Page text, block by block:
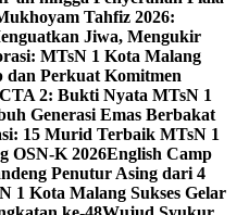
Tahfiz 2026:
Jiwa, Mengukir
MTsN 1 Kota Malang
dan Perkuat Komitmen
2: Bukti Nyata MTsN 1
Generasi Emas Berbakat
15 Murid Terbaik MTsN 1
OSN-K 2026English Camp
Penutur Asing dari 4
1 Kota Malang Sukses Gelar